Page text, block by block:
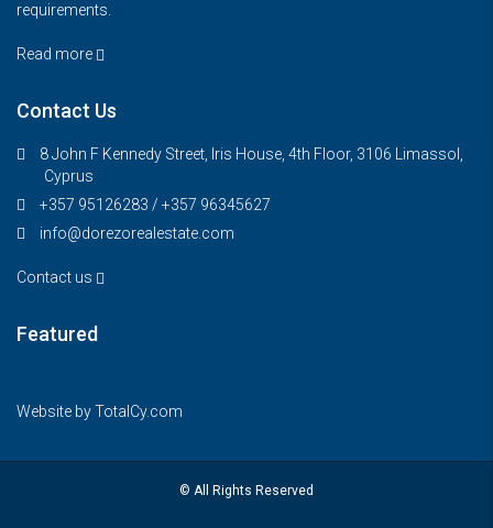
requirements.
Read more
Contact Us
8 John F Kennedy Street, Iris House, 4th Floor, 3106 Limassol,
Cyprus
+357 95126283 / +357 96345627
info@dorezorealestate.com
Contact us
Featured
€325,000
Website byTotalCy.com
© All Rights Reserved